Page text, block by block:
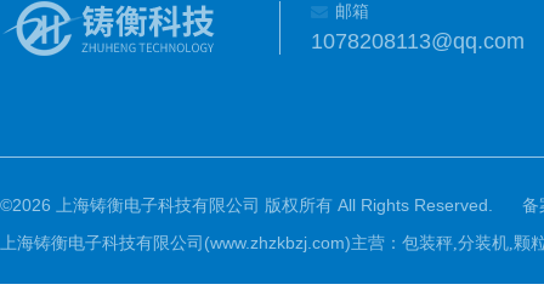
邮箱
1078208113@qq.com
©2026 上海铸衡电子科技有限公司 版权所有 All Rights Reserved.
备
上海铸衡电子科技有限公司(www.zhzkbzj.com)主营： 包装秤,分装机,颗